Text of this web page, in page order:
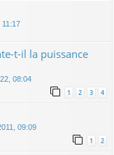
11:17
t-il la puissance
08:04
1 2 3 4
09:09
1 2